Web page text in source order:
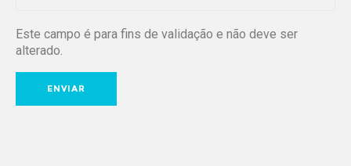
Este campo é para fins de validação e não deve ser
alterado.